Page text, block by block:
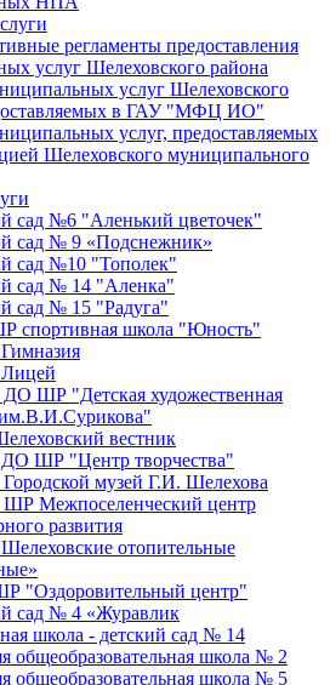
регламенты предоставления
услуг Шелеховского района
услуг Шелеховского
в ГАУ "МФЦ ИО"
услуг, предоставляемых
Шелеховского муниципального
сад №6 "Аленький цветочек"
сад № 9 «Подснежник»
сад №10 "Тополек"
сад № 14 "Аленка"
сад № 15 "Радуга"
спортивная школа "Юность"
ШР "Детская художественная
вестник
ШР "Центр творчества"
музей Г.И. Шелехова
Межпоселенческий центр
развития
отопительные
"Оздоровительный центр"
сад № 4 «Журавлик
школа - детский сад № 14
общеобразовательная школа № 2
общеобразовательная школа № 5